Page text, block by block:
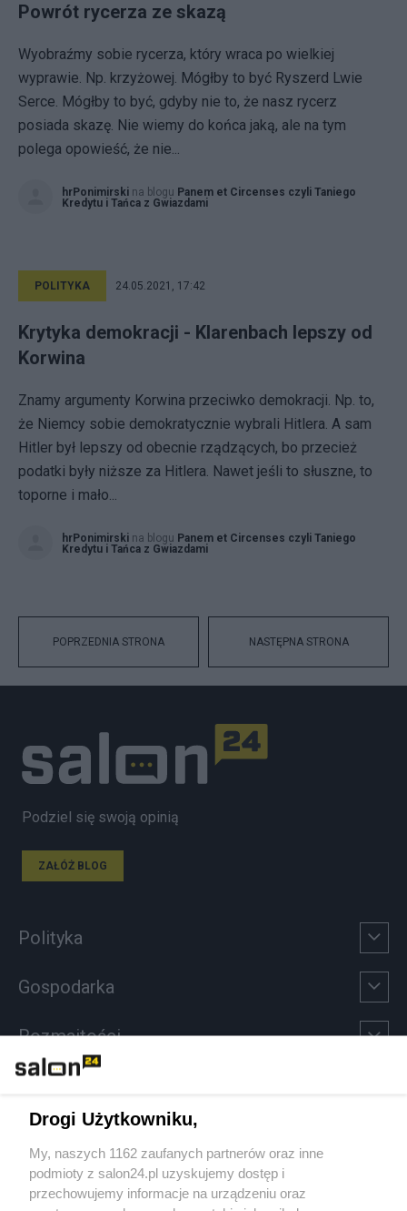
Powrót rycerza ze skazą
Wyobraźmy sobie rycerza, który wraca po wielkiej
wyprawie. Np. krzyżowej. Mógłby to być Ryszerd Lwie
Serce. Mógłby to być, gdyby nie to, że nasz rycerz
posiada skazę. Nie wiemy do końca jaką, ale na tym
polega opowieść, że nie...
hrPonimirski na blogu Panem et Circenses czyli Taniego
Kredytu i Tańca z Gwiazdami
POLITYKA 24.05.2021, 17:42
Krytyka demokracji - Klarenbach lepszy od
Korwina
Znamy argumenty Korwina przeciwko demokracji. Np. to,
że Niemcy sobie demokratycznie wybrali Hitlera. A sam
Hitler był lepszy od obecnie rządzących, bo przecież
podatki były niższe za Hitlera. Nawet jeśli to słuszne, to
toporne i mało...
hrPonimirski na blogu Panem et Circenses czyli Taniego
Kredytu i Tańca z Gwiazdami
POPRZEDNIA STRONA NASTĘPNA STRONA
Podziel się swoją opinią
ZAŁÓŻ BLOG
Polityka
Gospodarka
Rozmaitości
Sport
Społeczeństwo
Drogi Użytkowniku,
My, naszych 1162 zaufanych partnerów oraz inne
podmioty z salon24.pl uzyskujemy dostęp i
przechowujemy informacje na urządzeniu oraz